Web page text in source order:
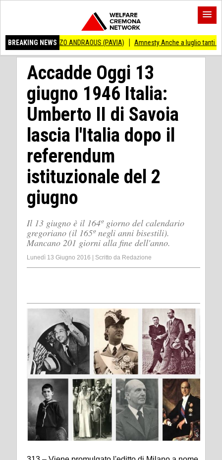
BREAKING NEWS
ANDRAOUS (PAVIA) Amnesty Anche a luglio tanti successi ed
Accadde Oggi 13
giugno 1946 Italia:
Umberto II di Savoia
lascia l'Italia dopo il
referendum
istituzionale del 2
giugno
Il 13 giugno è il 164º giorno del calendario
gregoriano (il 165º negli anni bisestili).
Mancano 201 giorni alla fine dell'anno.
Lunedì 13 Giugno 2016 Scritto da Redazione